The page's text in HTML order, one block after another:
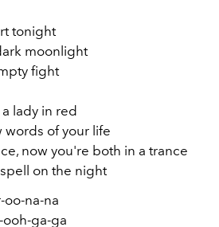
tonight
moonlight
fight
lady in red
words of your life
now you're both in a trance
on the night
na-na
ga-ga